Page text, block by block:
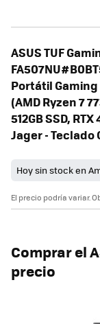
ASUS TUF
Portátil Gaming
(AMD Ryzen 7
512GB SSD,
Jager - Teclado
Hoy sin stock en
El precio podría variar.
Comprar el
precio